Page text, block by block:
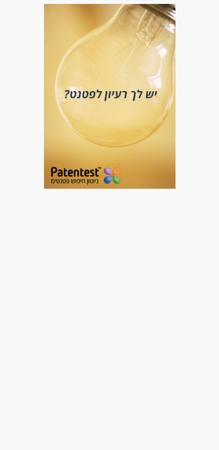
השכלה אקדמית - יתרון
ניסיון בעבודה עם מתנדבים - יתרון גדול
רישיון נהיגה ורכב חובה
דרושים בתחום
כללי /ללא הכשרה - עתודה ניהולית
מעל שנתיים ניסיון
עבודה מהבית
משרה בכירה
עבודה מיידית
אקדמאים ללא נסיון
המגזר החרדי
בני 50 פלוס